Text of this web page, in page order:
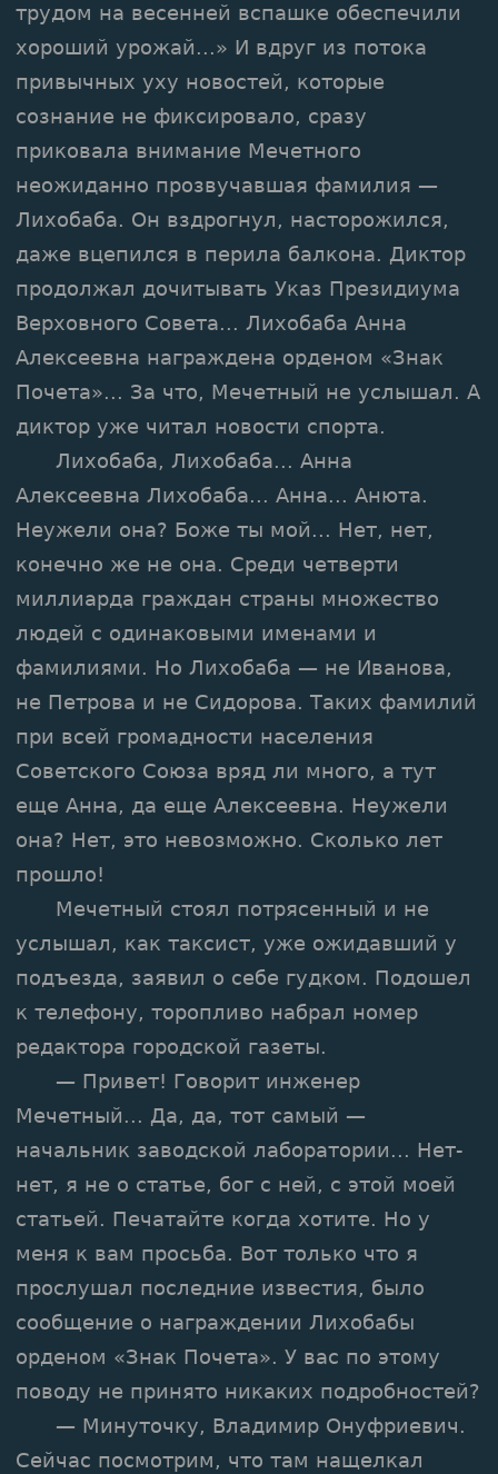
трудом на весенней вспашке обеспечили
хороший урожай...» И вдруг из потока
привычных уху новостей, которые
сознание не фиксировало, сразу
приковала внимание Мечетного
неожиданно прозвучавшая фамилия —
Лихобаба. Он вздрогнул, насторожился,
даже вцепился в перила балкона. Диктор
продолжал дочитывать Указ Президиума
Верховного Совета... Лихобаба Анна
Алексеевна награждена орденом «Знак
Почета»... За что, Мечетный не услышал. А
диктор уже читал новости спорта.
Лихобаба, Лихобаба... Анна
Алексеевна Лихобаба... Анна... Анюта.
Неужели она? Боже ты мой... Нет, нет,
конечно же не она. Среди четверти
миллиарда граждан страны множество
людей с одинаковыми именами и
фамилиями. Но Лихобаба — не Иванова,
не Петрова и не Сидорова. Таких фамилий
при всей громадности населения
Советского Союза вряд ли много, а тут
еще Анна, да еще Алексеевна. Неужели
она? Нет, это невозможно. Сколько лет
прошло!
Мечетный стоял потрясенный и не
услышал, как таксист, уже ожидавший у
подъезда, заявил о себе гудком. Подошел
к телефону, торопливо набрал номер
редактора городской газеты.
— Привет! Говорит инженер
Мечетный... Да, да, тот самый —
начальник заводской лаборатории... Нет-
нет, я не о статье, бог с ней, с этой моей
статьей. Печатайте когда хотите. Но у
меня к вам просьба. Вот только что я
прослушал последние известия, было
сообщение о награждении Лихобабы
орденом «Знак Почета». У вас по этому
поводу не принято никаких подробностей?
— Минуточку, Владимир Онуфриевич.
Сейчас посмотрим, что там нащелкал